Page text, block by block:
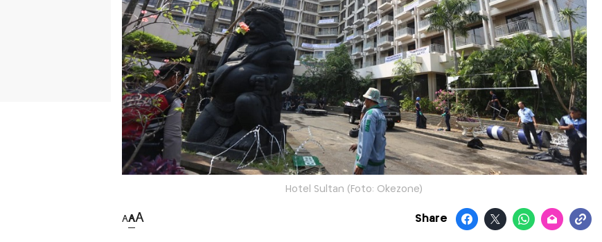
Hotel Sultan (Foto: Okezone)
AAA Share